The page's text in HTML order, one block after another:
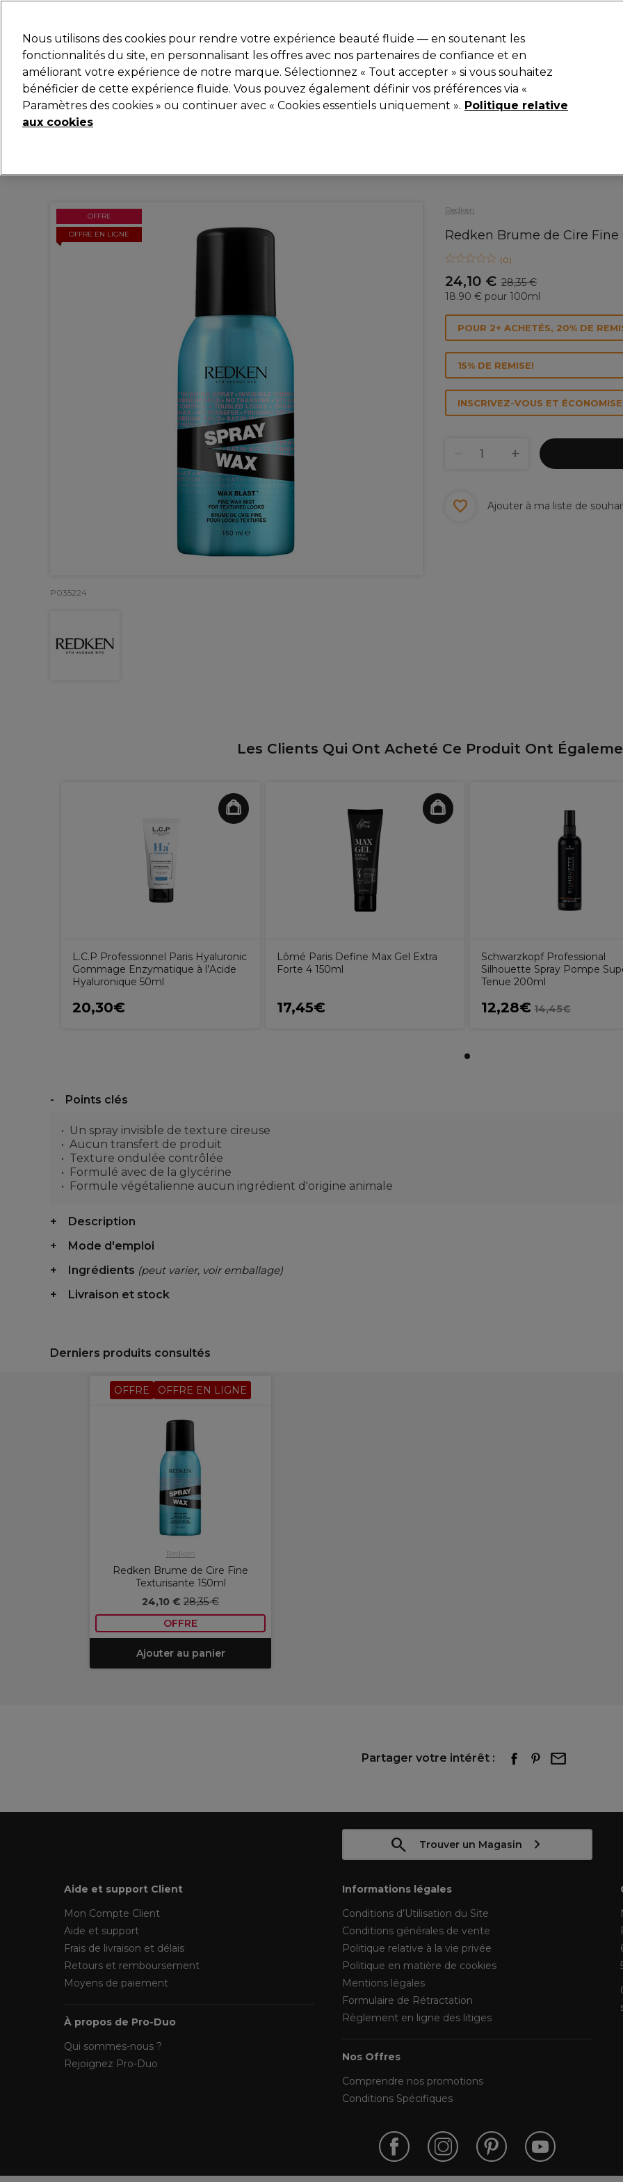
Rechercher
Marques
Bons plans Coiffure Electro et Matériel Equipement de salon Beauté Hommes
Livraison et délais
Redken
Redken Brume de Cire
(0)
24,10 € 28,35 €
18.90 € pour 100ml
OFFRE
OFFRE EN LIGNE
P035224
POUR 2+ ACHETÉS, 20% DE
15% DE REMISE!
INSCRIVEZ-VOUS ET
Ajouter à ma liste de
Les Clients Qui Ont Acheté Ce Produit Ont
L.C.P Professionnel Paris Hyaluronic
Gommage Enzymatique à l’Acide
Hyaluronique 50ml
20,30€
Lômé Paris Define Max Gel Extra
Forte 4 150ml
17,45€
Schwarzkopf Professional
Silhouette Spray Pompe
Tenue 200ml
12,28€ 14,45€
Points clés
Un spray invisible de texture cireuse
Aucun transfert de produit
Texture ondulée contrôlée
Formulé avec de la glycérine
Formule végétalienne aucun ingrédient d'origine animale
Description
Mode d'emploi
Ingrédients (peut varier, voir emballage)
Livraison et stock
Derniers produits consultés
OFFRE OFFRE EN LIGNE
Redken
Redken Brume de Cire Fine
Texturisante 150ml
24,10 € 28,35 €
OFFRE
Ajouter au panier
Partager votre intérêt :
Trouver un Magasin
Aide et support Client
Mon Compte Client
Aide et support
Frais de livraison et délais
Retours et remboursement
Moyens de paiement
À propos de Pro-Duo
Qui sommes-nous ?
Rejoignez Pro-Duo
Informations légales
Conditions d’Utilisation du Site
Conditions générales de vente
Politique relative à la vie privée
Politique en matière de cookies
Mentions légales
Formulaire de Rétractation
Règlement en ligne des litiges
Nos Offres
Comprendre nos promotions
Conditions Spécifiques
Nous utilisons des cookies pour rendre votre expérience beauté fluide — en soutenant les
fonctionnalités du site, en personnalisant les offres avec nos partenaires de confiance et en
améliorant votre expérience de notre marque. Sélectionnez « Tout accepter » si vous souhaitez
bénéficier de cette expérience fluide. Vous pouvez également définir vos préférences via «
Paramètres des cookies » ou continuer avec « Cookies essentiels uniquement ». Politique relative
aux cookies